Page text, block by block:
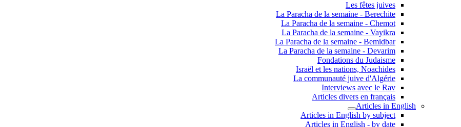
Les fêtes juives
La Paracha de la semaine - Berechite
La Paracha de la semaine - Chemot
La Paracha de la semaine - Vayikra
La Paracha de la semaine - Bemidbar
La Paracha de la semaine - Devarim
Fondations du Judaisme
Israël et les nations, Noachides
La communauté juive d'Algérie
Interviews avec le Rav
Articles divers en français
Articles in English
Articles in English by subject
Articles in English - by date